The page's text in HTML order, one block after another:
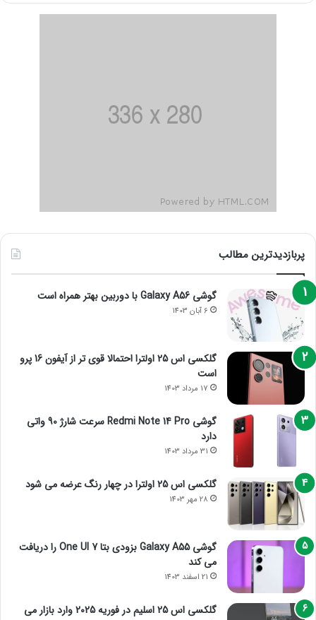
پربازدیدترین مطالب
گوشی Galaxy A56 با دوربین بهتر همراه است
6 آبان 1403
گلکسی اس 25 اولترا احتمالا قوی تر از آیفون 16 پرو
است
17 مرداد 1403
گوشی Redmi Note 14 Pro سرعت شارژ 90 واتی
دارد
31 مرداد 1403
گلکسی اس 25 اولترا در چهار رنگ عرضه می شود
28 مهر 1403
گوشی Galaxy A55 بزودی بتا One UI 7 را دریافت
می کند
21 اسفند 1403
گلکسی اس 25 اسلیم در فوریه 2025 وارد بازار می